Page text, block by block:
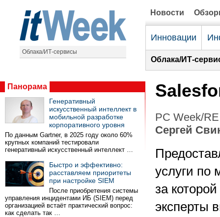
Облака/ИТ-сервисы
Новости
Инновации
Облака/ИТ-
Панорама
Генеративный
искусственный интеллект в
мобильной разработке
корпоративного уровня
По данным Gartner, в 2025 году около 60%
крупных компаний тестировали
генеративный искусственный интеллект …
Быстро и эффективно:
расставляем приоритеты
при настройке SIEM
После приобретения системы
управления инцидентами ИБ (SIEM) перед
организацией встаёт практический вопрос:
как сделать так …
PC Week/
Сергей
услуги по
за
эксперты